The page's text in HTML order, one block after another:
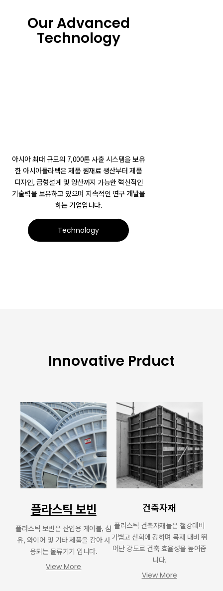
Our Advanced
Technology
아시아 최대 규모의 7,000톤 사출 시스템을 보유
한 아시아플라텍은 제품 원재료 생산부터 제품
디자인, 금형설계 및 양산까지 가능한 혁신적인
기술력을 보유하고 있으며 지속적인 연구 개발을
하는 기업입니다.
Technology
Innovative Prduct
플라스틱 보빈
플라스틱 보빈은 산업용 케이블, 섬
유, 와이어 및 기타 제품을 감아 사
용되는 물류기기 입니다.
View More
건축자재
플라스틱 건축자재들은 철강대비
가볍고 산화에 강하며 목재 대비 뛰
어난 강도로 건축 효율성을 높여줍
니다.
View More